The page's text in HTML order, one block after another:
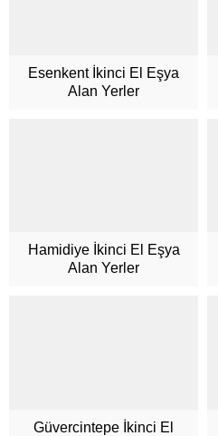
Esenkent İkinci El Eşya
Alan Yerler
Hamidiye İkinci El Eşya
Alan Yerler
Güvercintepe İkinci El